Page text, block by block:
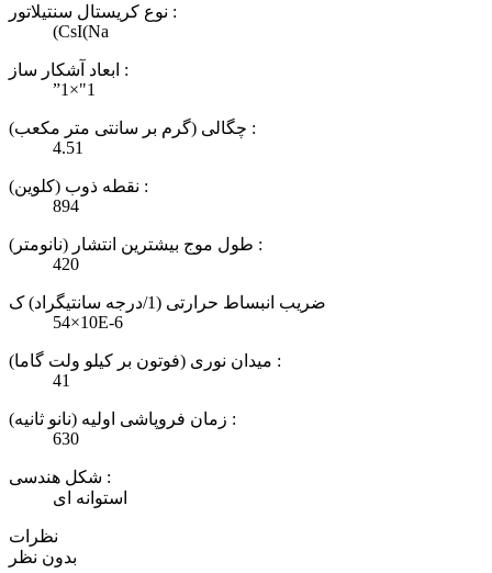
نوع کریستال سنتیلاتور :
(CsI(Na
ابعاد آشکار ساز :
”1×"1
چگالی (گرم بر سانتی متر مکعب) :
4.51
نقطه ذوب (کلوین) :
894
طول موج بیشترین انتشار (نانومتر) :
420
ضریب انبساط حرارتی (1/درجه سانتیگراد) ک
54×10E-6
میدان نوری (فوتون بر کیلو ولت گاما) :
41
زمان فروپاشی اولیه (نانو ثانیه) :
630
شکل هندسی :
استوانه ای
نظرات
بدون نظر